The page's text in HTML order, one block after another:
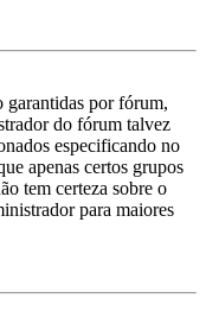
garantidas por fórum,
do fórum talvez
especificando no
apenas certos grupos
tem certeza sobre o
para maiores